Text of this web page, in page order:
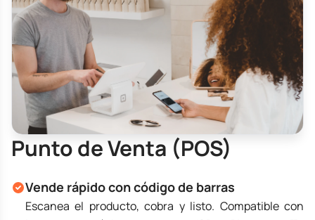
Punto de Venta (POS)
Vende rápido con código de barras
Escanea el producto, cobra y listo. Compatible con